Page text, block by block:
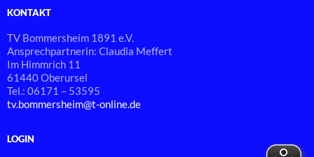
KONTAKT
TV Bommersheim 1891 e.V.
Ansprechpartnerin: Claudia Meffert
Im Himmrich 11
61440 Oberursel
Tel.: 06171 – 53595
tv.bommersheim@t-online.de
LOGIN